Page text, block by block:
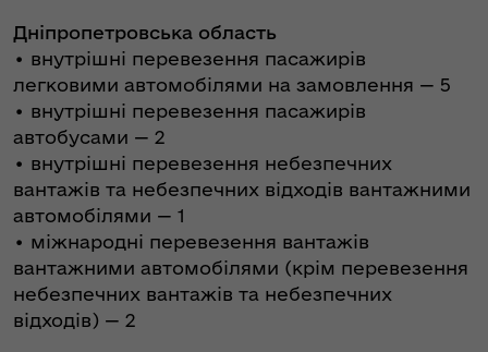
Дніпропетровська область
• внутрішні перевезення пасажирів
легковими автомобілями на замовлення — 5
• внутрішні перевезення пасажирів
автобусами — 2
• внутрішні перевезення небезпечних
вантажів та небезпечних відходів вантажними
автомобілями — 1
• міжнародні перевезення вантажів
вантажними автомобілями (крім перевезення
небезпечних вантажів та небезпечних
відходів) — 2